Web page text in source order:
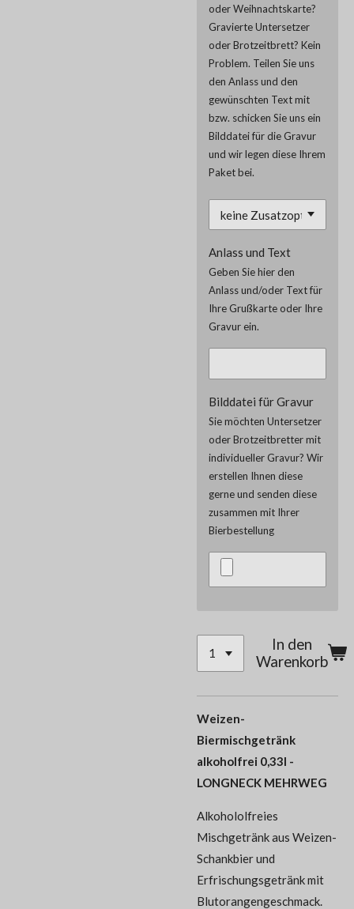
oder Weihnachtskarte?
Gravierte Untersetzer
oder Brotzeitbrett? Kein
Problem. Teilen Sie uns
den Anlass und den
gewünschten Text mit
bzw. schicken Sie uns ein
Bilddatei für die Gravur
und wir legen diese Ihrem
Paket bei.
Anlass und Text
Geben Sie hier den
Anlass und/oder Text für
Ihre Grußkarte oder Ihre
Gravur ein.
Bilddatei für Gravur
Sie möchten Untersetzer
oder Brotzeitbretter mit
individueller Gravur? Wir
erstellen Ihnen diese
gerne und senden diese
zusammen mit Ihrer
Bierbestellung
In den
Warenkorb
Weizen-
Biermischgetränk
alkoholfrei 0,33l -
LONGNECK MEHRWEG
Alkohololfreies
Mischgetränk aus Weizen-
Schankbier und
Erfrischungsgetränk mit
Blutorangengeschmack.